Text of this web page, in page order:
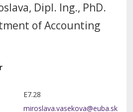
Dipl. Ing., PhD.
of Accounting
E7.28